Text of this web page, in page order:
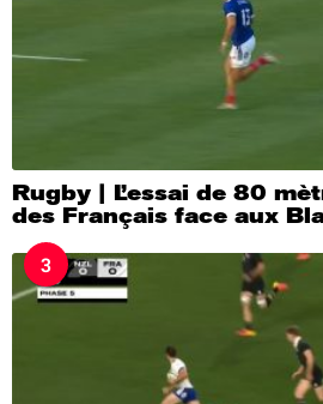
Rugby | L’essai de 80
des Français face aux
3